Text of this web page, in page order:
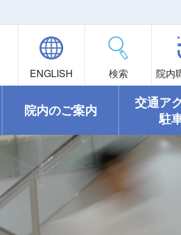
ENGLISH 検索 院内
院内のご案内
交通ア
駐